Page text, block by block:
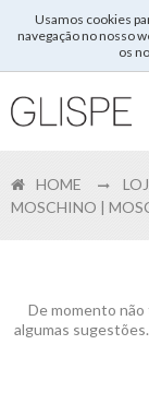
Usamos cookies
navegação no nosso
os
HOME
MOSCHINO |
De momento
algumas